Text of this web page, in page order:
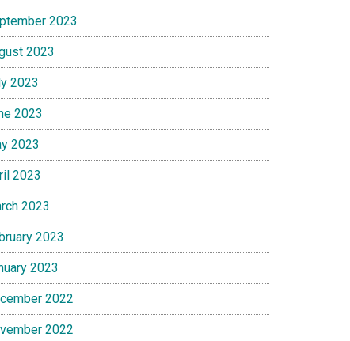
2023
2023
2023
2023
2023
2023
2023
2023
2023
2022
2022